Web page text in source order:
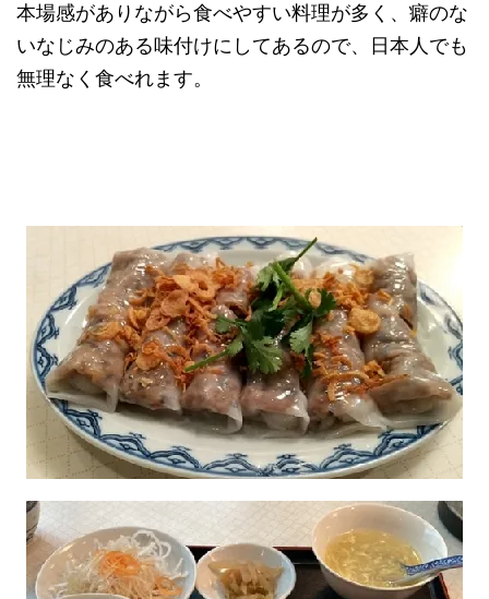
本場感がありながら食べやすい料理が多く、癖のな
いなじみのある味付けにしてあるので、日本人でも
無理なく食べれます。